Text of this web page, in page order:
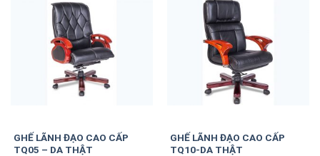
GHẾ LÃNH ĐẠO CAO CẤP
TQ05 – DA THẬT
GHẾ LÃNH ĐẠO CAO CẤP
TQ10-DA THẬT